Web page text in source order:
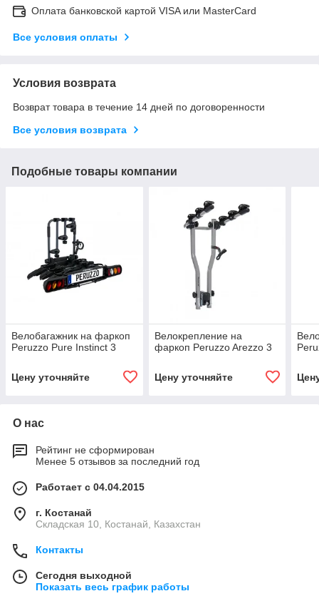
Оплата банковской картой VISA или MasterCard
Все условия оплаты
Условия возврата
Возврат товара в течение 14 дней по договоренности
Все условия возврата
Подобные товары компании
Велобагажник на фаркоп
Peruzzo Pure Instinct 3
Цену уточняйте
Велокрепление на
фаркоп Peruzzo Arezzo 3
Цену уточняйте
О нас
Рейтинг не сформирован
Менее 5 отзывов за последний год
Работает с 04.04.2015
г. Костанай
Складская 10, Костанай, Казахстан
Контакты
Сегодня выходной
Показать весь график работы